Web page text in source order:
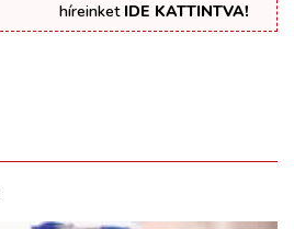
híreinket IDE KATTINTVA!